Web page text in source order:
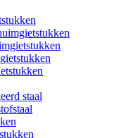
staal